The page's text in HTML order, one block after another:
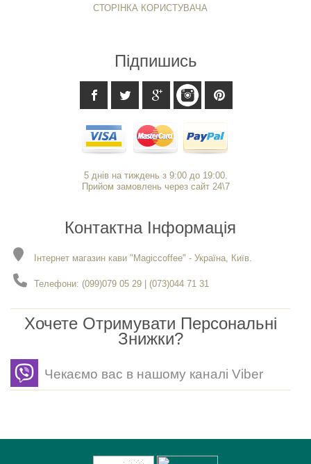
СТОРІНКА КОРИСТУВАЧА
Підпишись
5 днів на тиждень з 9:00 до 19:00.
Прийом замовлень через сайт 24\7
Контактна Інформація
Інтернет магазин кави "Magiccoffee" - Україна, Київ.
Телефони: (099)079 05 29 | (073)044 71 31
Хочете Отримувати Персональні
Знижки?
Чекаємо вас в нашому каналі Viber